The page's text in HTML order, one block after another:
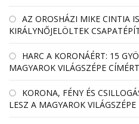
AZ OROSHÁZI MIKE CINTIA
KIRÁLYNŐJELÖLTEK
HARC A KORONÁÉRT: 15
MAGYAROK VILÁGSZÉPE CÍMÉRT
KORONA, FÉNY ÉS
LESZ A MAGYAROK VILÁGSZÉPE